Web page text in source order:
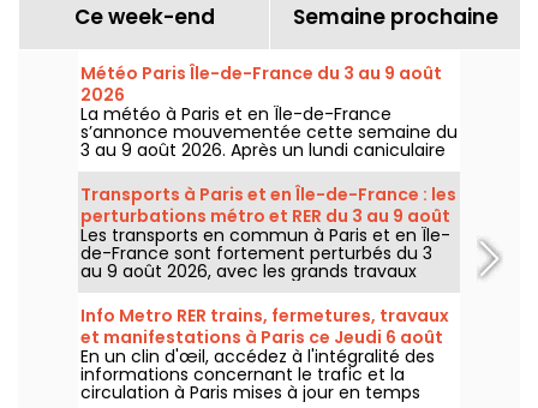
Ce week-end Semaine prochaine
Météo Paris Île-de-France du 3 au 9 août
2026
La météo à Paris et en Île-de-France
s’annonce mouvementée cette semaine du
3 au 9 août 2026. Après un lundi caniculaire
marqué par un risque d’orages, les
températures vont progressivement baisser
avant le retour d’un temps plus chaud et
ensoleillé pour le week-end.
Transports à Paris et en Île-de-France : les
perturbations métro et RER du 3 au 9 août
2026
Les transports en commun à Paris et en Île-
de-France sont fortement perturbés du 3
au 9 août 2026, avec les grands travaux
d'été qui impactent très durement
certaines lignes, selon la RATP et SNCF.
Info Metro RER trains, fermetures, travaux
et manifestations à Paris ce Jeudi 6 août
2026
En un clin d'œil, accédez à l'intégralité des
informations concernant le trafic et la
circulation à Paris mises à jour en temps